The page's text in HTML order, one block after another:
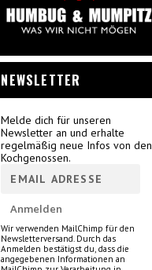
NEWSLETTER
Melde dich für unseren
Newsletter an und erhalte
regelmäßig neue Infos von den
Kochgenossen.
Wir verwenden MailChimp für den
Newsletterversand. Durch das
Anmelden bestätigst du, dass die
angegebenen Informationen an